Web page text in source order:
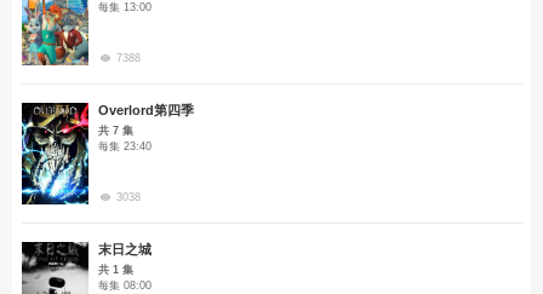
每集 13:00
7388
Overlord第四季
共 7 集
每集 23:40
3038
末日之城
共 1 集
每集 08:00